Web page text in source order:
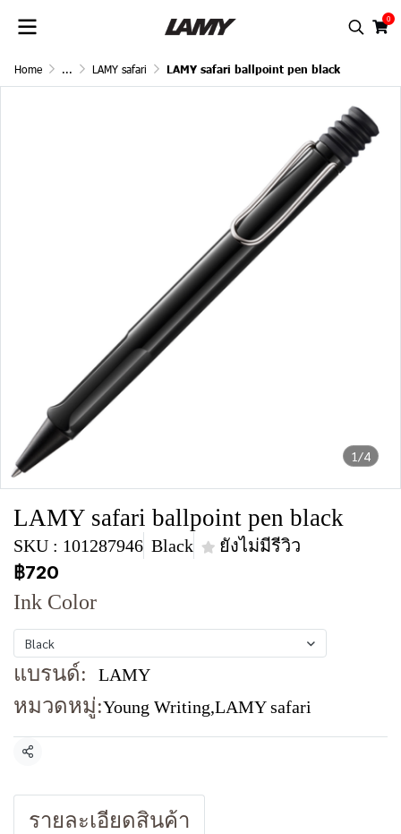
0
Home ... LAMY safari LAMY safari ballpoint pen black
1/4
LAMY safari ballpoint pen black
SKU : 101287946 Black ยังไม่มีรีวิว
฿720
Ink Color
Black
แบรนด์: LAMY
หมวดหมู่:Young Writing,LAMY safari
แชร์
รายละเอียดสินค้า